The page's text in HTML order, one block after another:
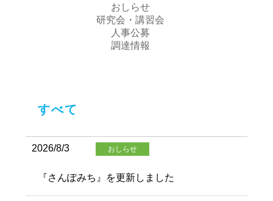
おしらせ
研究会・講習会
人事公募
調達情報
すべて
2026/8/3 おしらせ
『さんぽみち』を更新しました